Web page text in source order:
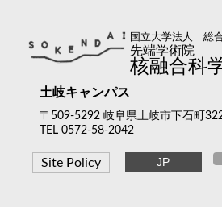
国立大学法人 総
先端学術院
核融合科
土岐キャンパス
〒509-5292 岐阜県土岐市下石町
TEL 0572-58-2042
Site Policy JP